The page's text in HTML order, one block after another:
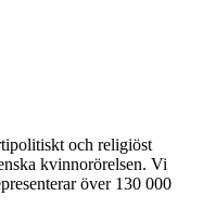
och religiöst
kvinnorörelsen. Vi
över 130 000